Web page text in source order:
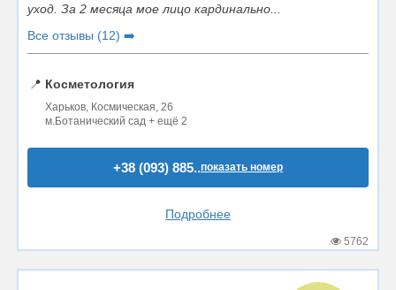
уход. За 2 месяца мое лицо кардинально...
Все отзывы (12) ➡️
📍 Косметология
Харьков, Космическая, 26
м.Ботанический сад + ещё 2
+38 (093) 885..показать номер
Подробнее
5762